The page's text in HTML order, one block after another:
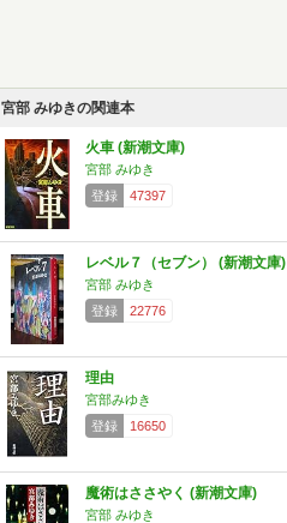
宮部 みゆきの関連本
火車 (新潮文庫)
宮部 みゆき
登録
47397
レベル７（セブン） (新潮文庫)
宮部 みゆき
登録
22776
理由
宮部みゆき
登録
16650
魔術はささやく (新潮文庫)
宮部 みゆき